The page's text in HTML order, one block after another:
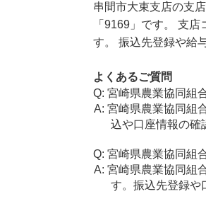
串間市大束支店の支
「9169」です。 支
す。 振込先登録や給
よくあるご質問
宮崎県農業協同組
宮崎県農業協同組
込や口座情報の確
宮崎県農業協同組
宮崎県農業協同組
す。振込先登録や